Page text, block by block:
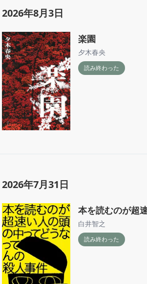
2026年8月3日
楽園
夕木春央
読み終わった
2026年7月31日
本を読むのが超
白井智之
読み終わった